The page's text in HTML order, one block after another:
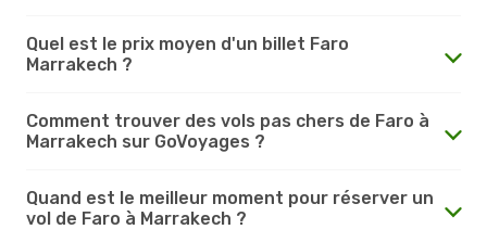
Quel est le prix moyen d'un billet Faro
Marrakech ?
Comment trouver des vols pas chers de Faro à
Marrakech sur GoVoyages ?
Quand est le meilleur moment pour réserver un
vol de Faro à Marrakech ?